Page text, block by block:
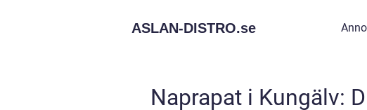
ASLAN-DISTRO.se
Naprapat i Kungälv: